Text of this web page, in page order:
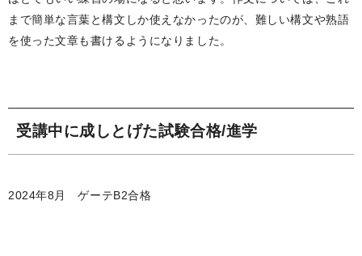
まで簡単な言葉と構文しか使えなかったのが、難しい構文や熟語
を使った文章も書けるようになりました。
受講中に成しとげた試験合格/進学
2024年8月 ゲーテB2合格